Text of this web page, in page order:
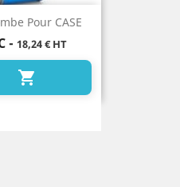
Pour CASE
- 18,24 € HT
